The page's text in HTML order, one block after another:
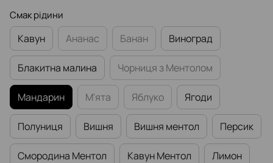
Смак рідини
Кавун Ананас Банан Виноград
Блакитна малина Чорниця з Ментолом
Мандарин М'ята Яблуко Ягоди
Полуниця Вишня Вишня ментол Персик
Смородина Ментол Кавун Ментол Лимон